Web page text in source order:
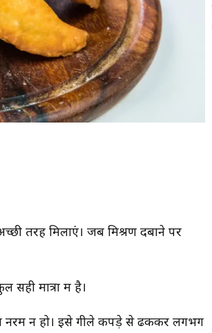
तरह मिलाएं। जब मिश्रण दबाने पर
सही मात्रा में है।
नरम न हो। इसे गीले कपड़े से ढककर लगभग
में पति को देखना क्या देता है शुभ या अशुभ
जानिए पूरा रहस्य और भविष्य के संकेत!